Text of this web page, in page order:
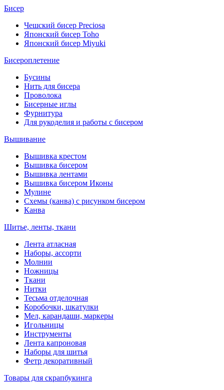
Бисер
Чешский бисер Preciosa
Японский бисер Toho
Японский бисер Miyuki
Бисероплетение
Бусины
Нить для бисера
Проволока
Бисерные иглы
Фурнитура
Для рукоделия и работы с бисером
Вышивание
Вышивка крестом
Вышивка бисером
Вышивка лентами
Вышивка бисером Иконы
Мулине
Схемы (канва) с рисунком бисером
Канва
Шитье, ленты, ткани
Лента атласная
Наборы, ассорти
Молнии
Ножницы
Ткани
Нитки
Тесьма отделочная
Коробочки, шкатулки
Мел, карандаши, маркеры
Игольницы
Инструменты
Лента капроновая
Наборы для шитья
Фетр декоративный
Товары для скрапбукинга